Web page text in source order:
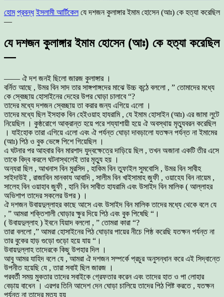
হোম প্রবন্ধ ইসলামী আর্টিকেল যে দশজন কুলাঙ্গার ইমাম হোসেন (আঃ) কে হত্যা করেছিল
—
যে দশজন কুলাঙ্গার ইমাম হোসেন (আঃ) কে হত্যা করেছিল
—
—— ঐ দশ জনই ছিলো জারজ কুলাঙ্গার ।
বর্নিত আছে , উমর বিন সাদ তার সাঙ্গপাঙ্গদের মাঝে উচ্চ কন্ঠে বললো , ” তোমাদের মধ্যে
কে স্বেচ্ছায় হোসাইনের দেহের উপর ঘোড়া চালাবে “?
তাদের মধ্যে দশজন স্বেচ্ছায় তা করার জন্য এগিয়ে এলো ।
তাদের মধ্যে ছিল ইসহাক বিন হেইওয়াহ হাযরামি , যে ইমাম হোসাইন (আঃ) এর জামা লুটে
নিয়েছিল । কুষ্ঠরোগে আক্রান্ত হয়ে পরে শয্যাশায়ী হয়ে ঐ অবস্থায় মৃত্যুবরন করেছিল
। যাইহোক তারা এগিয়ে এলো এবং ঐ পর্যন্ত ঘোড়া দাবড়ালো যতক্ষন পর্যন্ত না ইমামের
(আঃ) পিঠ ও বুক ভেঙ্গে পিশে গিয়েছিল ।
এ ঘটনার পর আহবার বিন মারশাদ যুদ্বক্ষেত্রে দাড়িয়ে ছিল , তখন অজানা একটি তীর এসে
তাকে বিদ্ব করলে ঘটনাস্থলেই তার মৃত্যু হয় ।
অন্যরা ছিল , আখনাস বিন মুরসিদ , হাকিম বিন তুফাইল সুমবোসি , উমর বিন সাবীহ
সাইদাউই , রাজাবিন মানকায আবাদি , সালীম বিন খাইসামাহ জুফী , ওয়াহেয বিন নায়েম ,
সালেহ বিন ওয়াহাব জুফী , হানি বিন সাবীত হাযরামি এবং উসাইদ বিন মালিক ( আল্লাহর
অভিশাপ তাদের সকলের উপর ) ।
ঐ দশজন উবায়দুল্লাহর কাছে আসে এবং উসাইদ বিন মালিক তাদের মধ্যে থেকে বলে যে
, ” আমরা শক্তিশালী ঘোড়ার ক্ষুর দিয়ে পিঠ এবং বুক পিষেছি “।
( উবায়দুল্লাহ ) ইবনে যিয়াদ বললো , ” তোমরা কারা “?
তারা বললো ,” আমরা হোসাইনের পিঠ ঘোড়ার পায়ের নীচে পিষ্ঠ করেছি যতক্ষন পর্যন্ত না
তার বুকের হাড় গুড়ো গুড়ো হয়ে যায় “।
উবায়দুল্লাহ তাদেরকে কিছু উপহার দিল ।
আবু আমর যাহিদ বলে যে , আমরা ঐ দশজন সম্পর্কে প্রচুর অনুসন্ধান করে এই সিদ্বান্তে
উপনীত হয়েছি যে , তারা সবাই ছিল জারজ ।
পরবর্তী সময় মুকতার তাদের সবাইকে গ্রেফতার করেন এবং তাদের হাত ও পা লোহার
বেড়ায় বাধেন । এরপর তিনি আদেশ দেন ঘোড়া চালিয়ে তাদের পিঠ পিষ্ট করতে , যতক্ষন
পর্যন্ত না তাদের মৃত্যু হয়